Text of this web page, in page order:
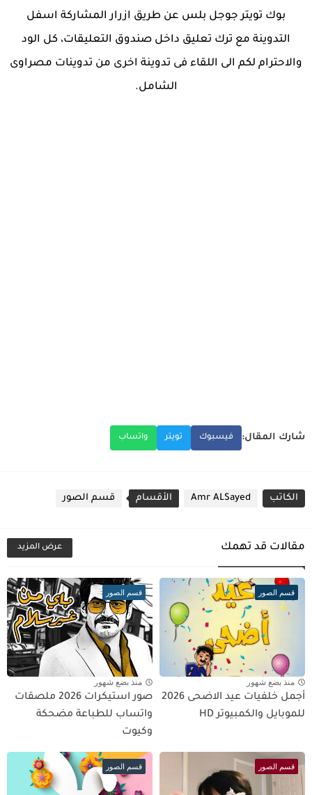
بوك تويتر جوجل بلس عن طريق ازرار المشاركة اسفل
التدوينة مع ترك تعليق داخل صندوق التعليقات، كل الود
والاحترام لكم الى اللقاء فى تدوينة اخرى من تدوينات مصراوى
الشامل.
شارك المقال: فيسبوك تويتر واتساب
الكاتب Amr ALSayed الأقسام قسم الصور
مقالات قد تهمك عرض المزيد
قسم الصور
منذ بضع شهور
أجمل خلفيات عيد الاضحى 2026
للموبايل والكمبيوتر HD
قسم الصور
منذ بضع شهور
صور استيكرات 2026 ملصقات
واتساب للطباعة مضحكة
وكيوت
قسم الصور قسم الصور